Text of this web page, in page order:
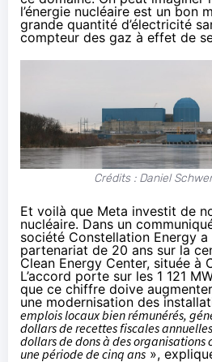
l’énergie nucléaire est un bon
grande quantité d’électricité
compteur des gaz à effet de
Crédits : Daniel
Et voilà que Meta investit de
nucléaire. Dans un
société Constellation Energy a
partenariat de 20 ans sur la
Clean Energy Center, située à
L’accord porte sur les 1 121
que ce chiffre doive
une modernisation des
emplois locaux bien rémunérés,
dollars de recettes fiscales
dollars de dons à des organisations
une période de cinq ans»,